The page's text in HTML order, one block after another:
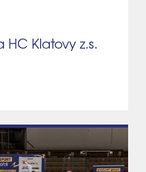
Klatovy z.s.